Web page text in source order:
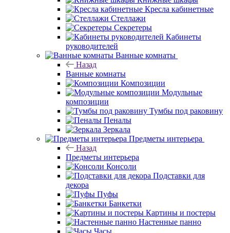
Кресла кабинетные
Стеллажи
Секретеры
Кабинеты
руководителей
Ванные комнаты
Назад
Ванные комнаты
Композиции
Модульные
композиции
Тумбы под раковину
Пеналы
Зеркала
Предметы интерьера
Назад
Предметы интерьера
Консоли
Подставки для
декора
Пуфы
Банкетки
Картины и постеры
Настенные панно
Часы